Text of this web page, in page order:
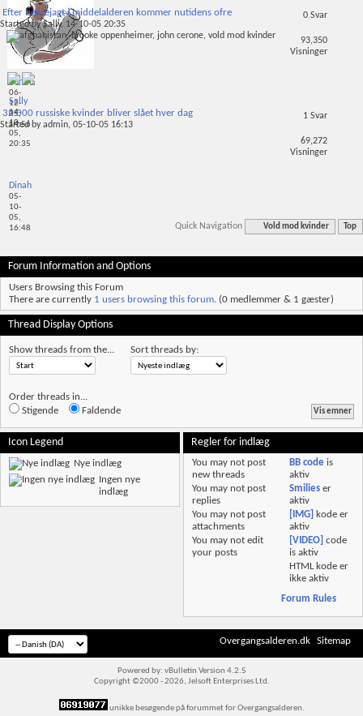
05,
17:01
admin
06-
12-
05,
14:56
Efter heksejagt i middelalderen kommer nutidens ofre
Started bySally, 14-10-05 20:35
0 Svar
93,350
Visninger
Sally
14-
10-
05,
20:35
32.000 russiske kvinder bliver slået hver dag
Started byadmin, 05-10-05 16:13
1 Svar
69,272
Visninger
Dinah
05-
10-
05,
16:48
Quick Navigation Vold mod kvinder Top
Forum Information and Options
Users Browsing this Forum
There are currently 1 users browsing this forum. (0 medlemmer & 1 gæster)
Thread Display Options
Show threads from the... Sort threads by:
Order threads in...
Stigende
Faldende
Icon Legend
Nye indlæg
Ingen nye
indlæg
Regler for indlæg
You may not post
new threads
You may not post
replies
You may not post
attachments
You may not edit
your posts
BB code is
aktiv
Smilies er
aktiv
[IMG] kode er
aktiv
[VIDEO] code
isaktiv
HTML kode er
ikke aktiv
Forum Rules
Overgangsalderen.dk Sitemap
Powered by: vBulletin Version 4.2.5
Copyright ©2000 - 2026, Jelsoft Enterprises Ltd.
unikke besøgende på forummet for Overgangsalderen.